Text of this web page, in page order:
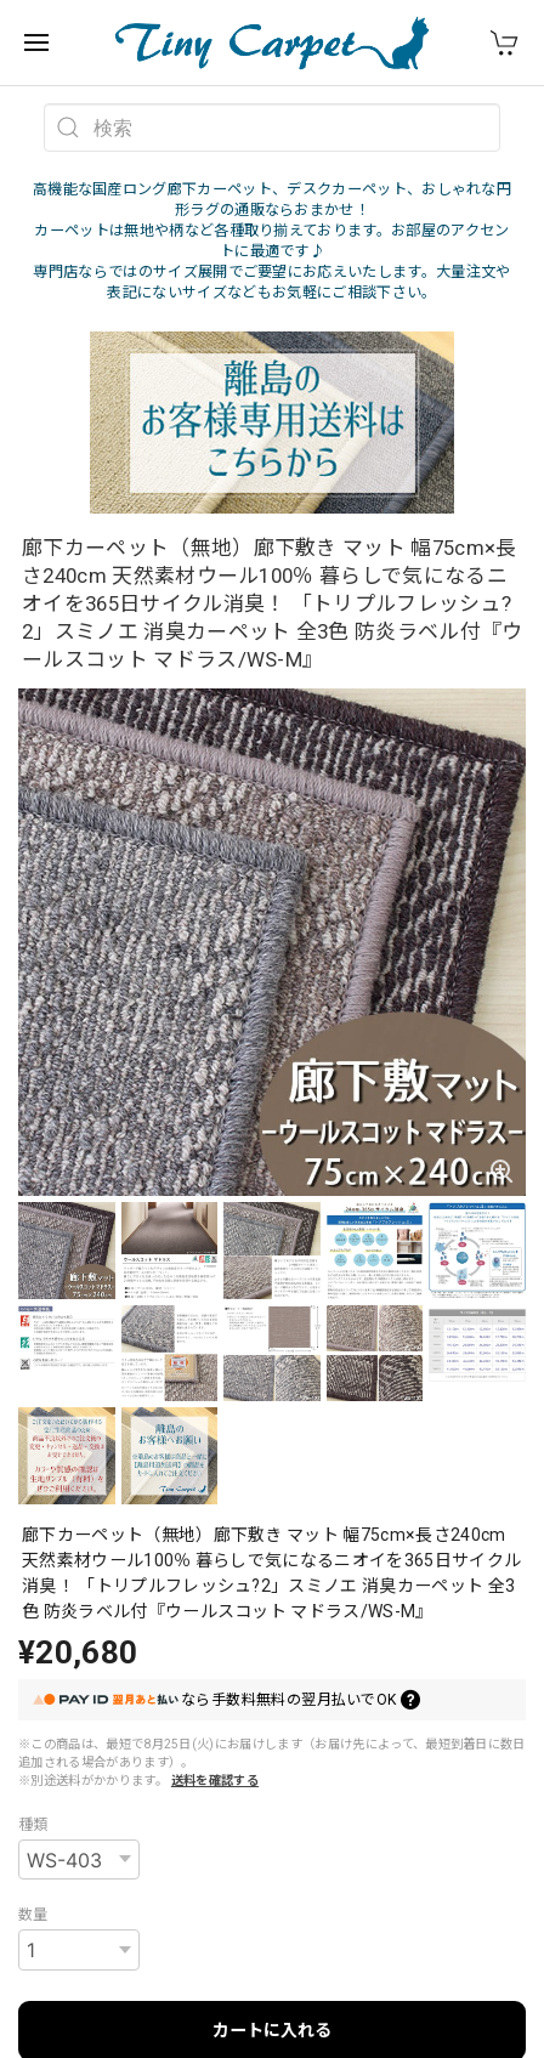
高機能な国産ロング廊下カーペット、デスクカーペット、おしゃれな円
形ラグの通販ならおまかせ！
カーペットは無地や柄など各種取り揃えております。お部屋のアクセン
トに最適です♪
専門店ならではのサイズ展開でご要望にお応えいたします。大量注文や
表記にないサイズなどもお気軽にご相談下さい。
廊下カーペット（無地）廊下敷き マット 幅75cm×長
さ240cm 天然素材ウール100％ 暮らしで気になるニ
オイを365日サイクル消臭！ 「トリプルフレッシュ?
2」スミノエ 消臭カーペット 全3色 防炎ラベル付『ウ
ールスコット マドラス/WS-M』
廊下カーペット（無地）廊下敷き マット 幅75cm×長さ240cm
天然素材ウール100％ 暮らしで気になるニオイを365日サイクル
消臭！ 「トリプルフレッシュ?2」スミノエ 消臭カーペット 全3
色 防炎ラベル付『ウールスコット マドラス/WS-M』
¥20,680
なら 手数料無料の翌月払いでOK
※この商品は、最短で8月25日(火)にお届けします（お届け先によって、最短到着日に数日
追加される場合があります）。
※別途送料がかかります。
送料を確認する
種類
数量
カートに入れる